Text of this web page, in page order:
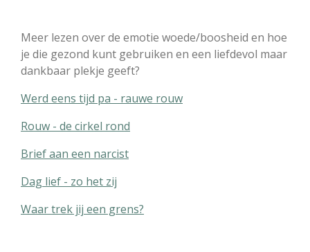
Meer lezen over de emotie woede/boosheid en hoe
je die gezond kunt gebruiken en een liefdevol maar
dankbaar plekje geeft?
Werd eens tijd pa - rauwe rouw
Rouw - de cirkel rond
Brief aan een narcist
Dag lief - zo het zij
Waar trek jij een grens?